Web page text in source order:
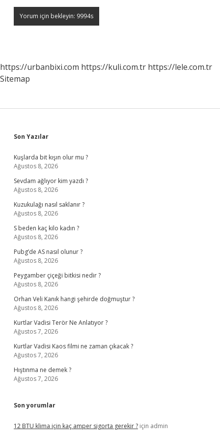
https://urbanbixi.com https://kuli.com.tr https://lele.com.tr
Sitemap
Sidebar
Son Yazılar
Kuşlarda bit kışın olur mu ?
Ağustos 8, 2026
Sevdam ağlıyor kim yazdı ?
Ağustos 8, 2026
Kuzukulağı nasıl saklanır ?
Ağustos 8, 2026
S beden kaç kilo kadın ?
Ağustos 8, 2026
Pubg’de AS nasıl olunur ?
Ağustos 8, 2026
Peygamber çiçeği bitkisi nedir ?
Ağustos 8, 2026
Orhan Veli Kanık hangi şehirde doğmuştur ?
Ağustos 8, 2026
Kurtlar Vadisi Terör Ne Anlatıyor ?
Ağustos 7, 2026
Kurtlar Vadisi Kaos filmi ne zaman çıkacak ?
Ağustos 7, 2026
Hıştınma ne demek ?
Ağustos 7, 2026
Son yorumlar
12 BTU klima için kaç amper sigorta gerekir ? için admin